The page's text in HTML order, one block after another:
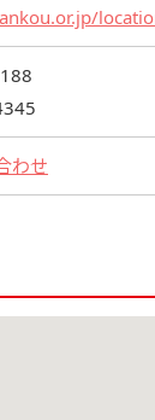
わせ